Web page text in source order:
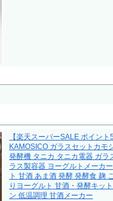
【楽天スーパーSALE ポイント
KAMOSICO ガラスセットカモ
発酵機 タニカ タニカ電器 ガラ
ラス製容器 ヨーグルトメーカ
ト 甘酒 あま酒 発酵 発酵食 麹
りヨーグルト 甘酒・発酵キッ
ン 低温調理 甘酒メーカー